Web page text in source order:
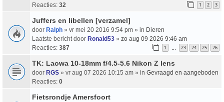
Reacties: 32 1 2 3
Juffers en libellen [verzamel]
door Ralph » vr mei 20 2016 9:54 pm » in Dieren
Laatste bericht door Ronald53 » zo aug 09 2026 9:46 am
Reacties: 387 1 … 23 24 25 26
TK: Laowa 10-18mm f/4.5-5.6 Nikon Z lens
door RGS » vr aug 07 2026 10:15 am » in Gevraagd en aangeboden
Reacties: 0
Fietsrondje Amersfoort